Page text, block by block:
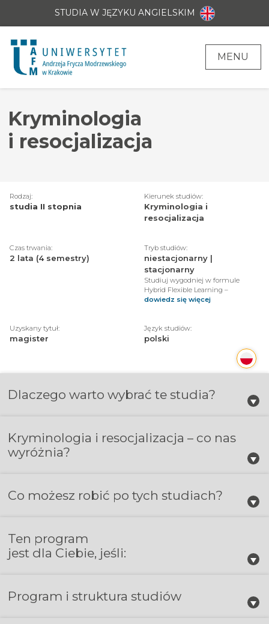
STUDIA W JĘZYKU ANGIELSKIM
MENU
Kryminologia
i resocjalizacja
Rodzaj:
studia II stopnia
Kierunek studiów:
Kryminologia i
resocjalizacja
Czas trwania:
2 lata (4 semestry)
Tryb studiów:
niestacjonarny |
stacjonarny
Studiuj wygodniej w formule
Hybrid Flexible Learning –
dowiedz się więcej
Uzyskany tytuł:
magister
Język studiów:
polski
Dlaczego warto wybrać te studia?
Kryminologia i resocjalizacja – co nas
wyróżnia?
Co możesz robić po tych studiach?
Ten program
jest dla Ciebie, jeśli:
Program i struktura studiów